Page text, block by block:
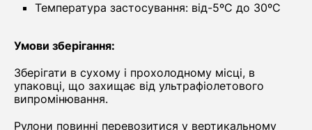
Температура застосування: від-5ºС до 30ºС
Умови зберігання:
Зберігати в сухому і прохолодному місці, в
упаковці, що захищає від ультрафіолетового
випромінювання.
Рулони повинні перевозитися у вертикальному